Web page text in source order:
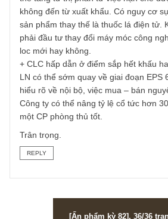
hoạch và thực tế tăng trưởng của
2030, tăng DT cagr tầm 4%/năm,
Trong khi đó , giá bán trung bình
nhiều qua các năm. Như vậy LN
đầu vào Acetate Tow. Và việc
chủ động mua hay có phụ thuộc
khẩu thuốc lá của Vinataba? Liệu
giá giao dịch loại vật liệu này ở
+ LN mảng IN nhãn sụt giảm
+ Giá nguyên liệu cho mảng Giấy
tra tham khảo xu hướng ở đâu?
điểm chính sau:
+ Doanh thu khó tăng trưởng,